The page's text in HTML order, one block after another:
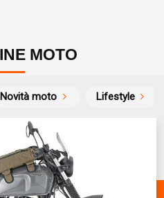
MOTO
Novità moto Lifestyle